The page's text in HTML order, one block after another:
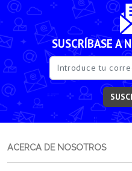
SUSCRÍBASE A
ACERCA DE NOSOTROS